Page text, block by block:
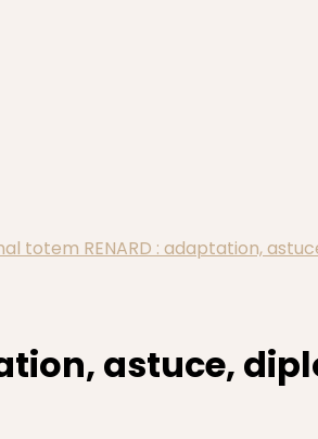
totem RENARD : adaptation,
astuce,